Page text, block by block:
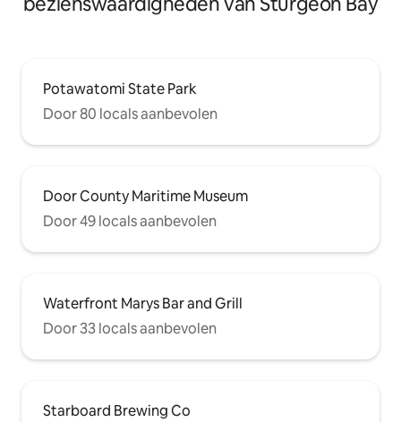
Potawatomi State Park
Door 80 locals aanbevolen
Door County Maritime Museum
Door 49 locals aanbevolen
Waterfront Marys Bar and Grill
Door 33 locals aanbevolen
Starboard Brewing Co